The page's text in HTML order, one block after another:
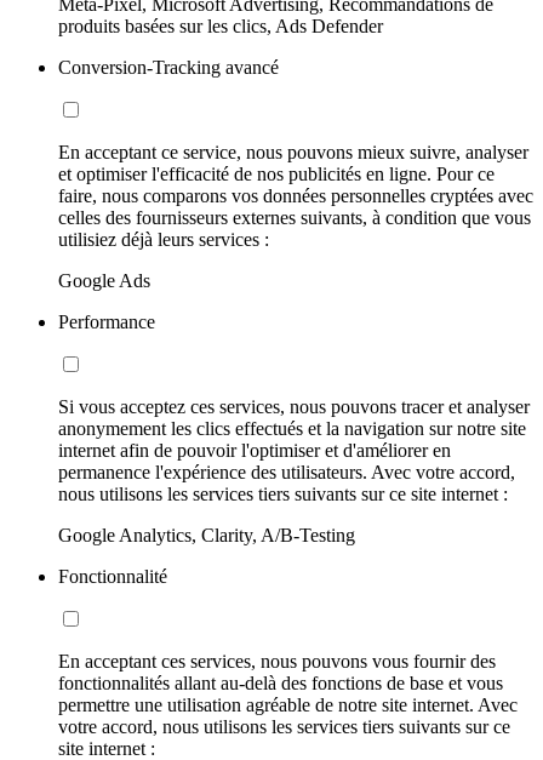
produits basées sur les clics, Ads Defender
Conversion-Tracking avancé
En acceptant ce service, nous pouvons mieux suivre, analyser
et optimiser l'efficacité de nos publicités en ligne. Pour ce
faire, nous comparons vos données personnelles cryptées avec
celles des fournisseurs externes suivants, à condition que vous
utilisiez déjà leurs services :
Google Ads
Performance
Si vous acceptez ces services, nous pouvons tracer et analyser
anonymement les clics effectués et la navigation sur notre site
internet afin de pouvoir l'optimiser et d'améliorer en
permanence l'expérience des utilisateurs. Avec votre accord,
nous utilisons les services tiers suivants sur ce site internet :
Google Analytics, Clarity, A/B-Testing
Fonctionnalité
En acceptant ces services, nous pouvons vous fournir des
fonctionnalités allant au-delà des fonctions de base et vous
permettre une utilisation agréable de notre site internet. Avec
votre accord, nous utilisons les services tiers suivants sur ce
site internet :